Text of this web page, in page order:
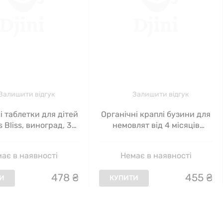
відгук
таблетки для дітей
Bliss, виноград, 35
в наявності
478 ₴
Залишити відгук
Органічні краплі бузини для
немовлят від 4 місяців
Немає в наявності
КУПИТИ 455 ₴